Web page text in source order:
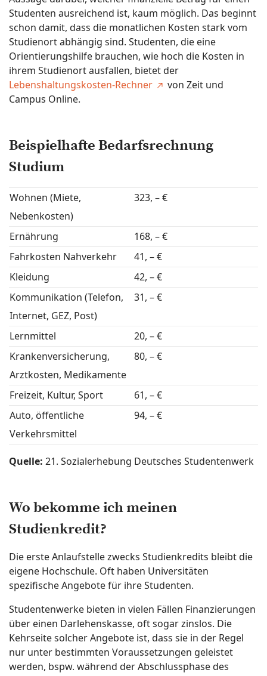
Studenten ausreichend ist, kaum möglich. Das beginnt
schon damit, dass die monatlichen Kosten stark vom
Studienort abhängig sind. Studenten, die eine
Orientierungshilfe brauchen, wie hoch die Kosten in
ihrem Studienort ausfallen, bietet der
Lebenshaltungskosten-Rechner
von Zeit und
Campus Online.
Beispielhafte Bedarfsrechnung
Studium
Wohnen (Miete,
Nebenkosten)
323, – €
Ernährung
168, – €
Fahrkosten Nahverkehr
41, – €
Kleidung
42, – €
Kommunikation (Telefon,
Internet, GEZ, Post)
31, – €
Lernmittel
20, – €
Krankenversicherung,
Arztkosten, Medikamente
80, – €
Freizeit, Kultur, Sport
61, – €
Auto, öffentliche
Verkehrsmittel
94, – €
Quelle: 21. Sozialerhebung Deutsches Studentenwerk
Wo bekomme ich meinen
Studienkredit?
Die erste Anlaufstelle zwecks Studienkredits bleibt die
eigene Hochschule. Oft haben Universitäten
spezifische Angebote für ihre Studenten.
Studentenwerke bieten in vielen Fällen Finanzierungen
über einen Darlehenskasse, oft sogar zinslos. Die
Kehrseite solcher Angebote ist, dass sie in der Regel
nur unter bestimmten Voraussetzungen geleistet
werden, bspw. während der Abschlussphase des